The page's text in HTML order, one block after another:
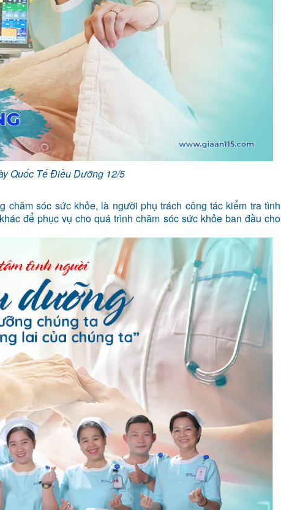
Quốc Tế Điều Dưỡng 12/5
sóc sức khỏe, là người phụ trách công tác kiểm tra tình
để phục vụ cho quá trình chăm sóc sức khỏe ban đầu cho